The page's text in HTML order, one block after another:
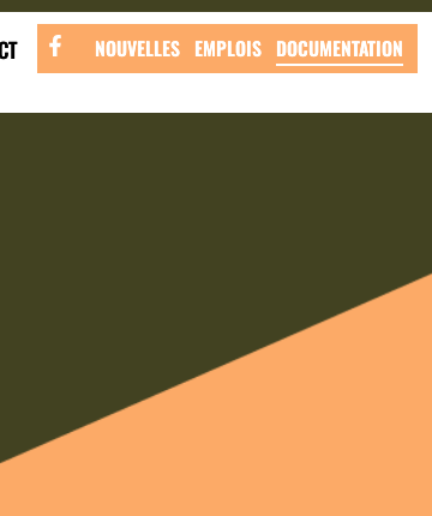
NOUVELLES EMPLOIS DOCUMENTATION